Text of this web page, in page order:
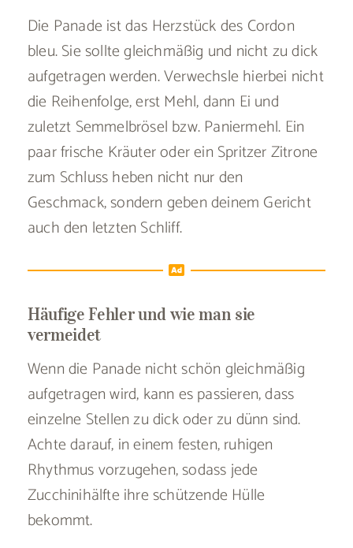
Die Panade ist das Herzstück des Cordon
bleu. Sie sollte gleichmäßig und nicht zu dick
aufgetragen werden. Verwechsle hierbei nicht
die Reihenfolge, erst Mehl, dann Ei und
zuletzt Semmelbrösel bzw. Paniermehl. Ein
paar frische Kräuter oder ein Spritzer Zitrone
zum Schluss heben nicht nur den
Geschmack, sondern geben deinem Gericht
auch den letzten Schliff.
Häufige Fehler und wie man sie
vermeidet
Wenn die Panade nicht schön gleichmäßig
aufgetragen wird, kann es passieren, dass
einzelne Stellen zu dick oder zu dünn sind.
Achte darauf, in einem festen, ruhigen
Rhythmus vorzugehen, sodass jede
Zucchinihälfte ihre schützende Hülle
bekommt.